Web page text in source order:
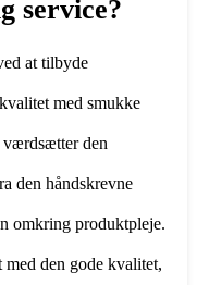
service?
at tilbyde
med smukke
værdsætter den
den håndskrevne
omkring produktpleje.
med den gode kvalitet,